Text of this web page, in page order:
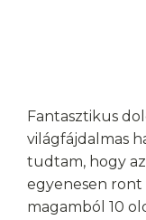
Fantasztikus
világfájdalmas
tudtam, hogy
egyenesen ront
magamból 10